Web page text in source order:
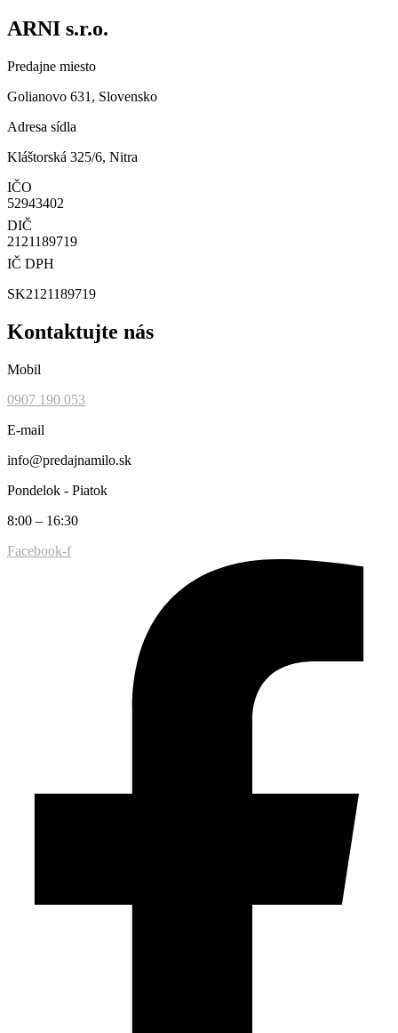
ARNI s.r.o.
Predajne miesto
Golianovo 631, Slovensko
Adresa sídla
Kláštorská 325/6, Nitra
IČO
52943402
DIČ
2121189719
IČ DPH
SK2121189719
Kontaktujte nás
Mobil
0907 190 053
E-mail
info@predajnamilo.sk
Pondelok - Piatok
8:00 – 16:30
Facebook-f